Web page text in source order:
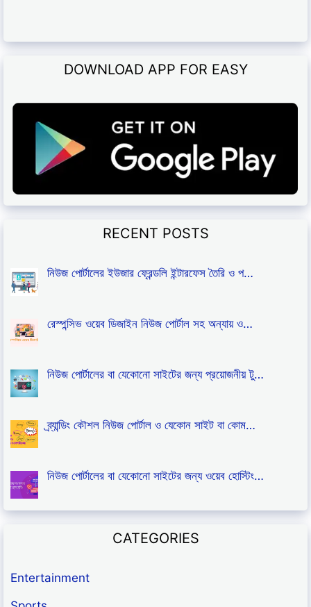
DOWNLOAD APP FOR EASY
RECENT POSTS
নিউজ পোর্টালের ইউজার ফ্রেন্ডলি ইন্টারফেস তৈরি ও প…
রেস্পন্সিভ ওয়েব ডিজাইন নিউজ পোর্টাল সহ অন্যায় ও…
নিউজ পোর্টালের বা যেকোনো সাইটের জন্য প্রয়োজনীয় টু…
ব্র্যান্ডিং কৌশল নিউজ পোর্টাল ও যেকোন সাইট বা কোম…
নিউজ পোর্টালের বা যেকোনো সাইটের জন্য ওয়েব হোস্টিং…
CATEGORIES
Entertainment